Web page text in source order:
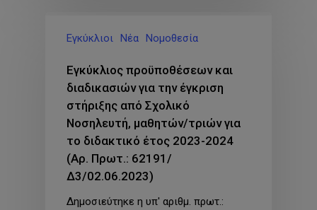
Εγκύκλιοι Νέα Νομοθεσία
Εγκύκλιος προϋποθέσεων και
διαδικασιών για την έγκριση
στήριξης από Σχολικό
Νοσηλευτή, μαθητών/τριών για
το διδακτικό έτος 2023-2024
(Αρ. Πρωτ.: 62191/
Δ3/02.06.2023)
Δημοσιεύτηκε η υπ' αριθμ. πρωτ.: